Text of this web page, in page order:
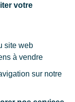
votre
site web
à vendre
sur notre